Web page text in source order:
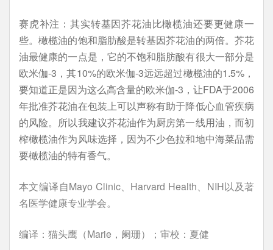
赛虎补注：其实转基因芥花油比橄榄油还要更健康一
些。橄榄油的饱和脂肪酸是转基因芥花油的两倍。芥花
油最健康的一点是，它的不饱和脂肪酸有很大一部分是
欧米伽-3，其10%的欧米伽-3远远超过橄榄油的1.5%，
要知道正是因为这么高含量的欧米伽-3，让FDA于2006
年批准芥花油在包装上可以声称有助于降低心血管疾病
的风险。所以我建议芥花油作为厨房第一线用油，而初
榨橄榄油作为风味选择，因为不少色拉和地中海菜品需
要橄榄油的特有香气。
本文编译自Mayo Clinic、Harvard Health、NIH以及著
名医学健康专业学会。
编译：猫头鹰（Marie，阑珊）；审校：夏健